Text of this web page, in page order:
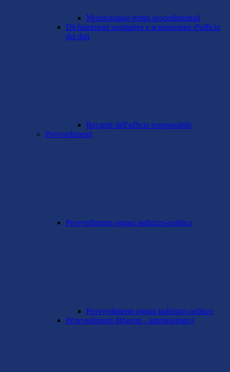
Monitoraggio tempi procedimentali
Dichiarazioni sostitutive e acquisizione d'ufficio
dei dati
Recapiti dell'ufficio responsabile
Provvedimenti
Provvedimenti organi indirizzo-politico
Provvedimenti organi indirizzo-politico
Provvedimenti dirigenti - amministrativi